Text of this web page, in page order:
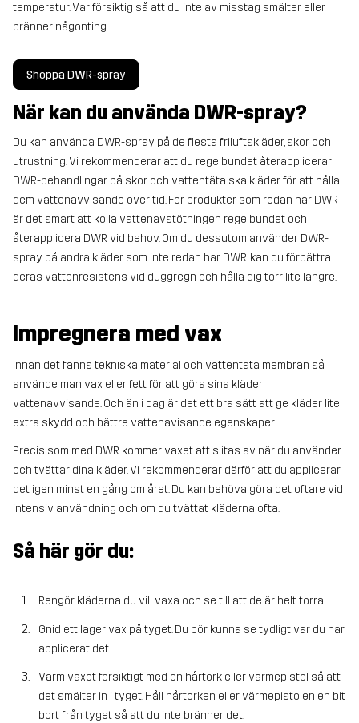
temperatur. Var försiktig så att du inte av misstag smälter eller
bränner någonting.
Shoppa DWR-spray
När kan du använda DWR-spray?
Du kan använda DWR-spray på de flesta friluftskläder, skor och
utrustning. Vi rekommenderar att du regelbundet återapplicerar
DWR-behandlingar på skor och vattentäta skalkläder för att hålla
dem vattenavvisande över tid. För produkter som redan har DWR
är det smart att kolla vattenavstötningen regelbundet och
återapplicera DWR vid behov. Om du dessutom använder DWR-
spray på andra kläder som inte redan har DWR, kan du förbättra
deras vattenresistens vid duggregn och hålla dig torr lite längre.
Impregnera med vax
Innan det fanns tekniska material och vattentäta membran så
använde man vax eller fett för att göra sina kläder
vattenavvisande. Och än i dag är det ett bra sätt att ge kläder lite
extra skydd och bättre vattenavisande egenskaper.
Precis som med DWR kommer vaxet att slitas av när du använder
och tvättar dina kläder. Vi rekommenderar därför att du applicerar
det igen minst en gång om året. Du kan behöva göra det oftare vid
intensiv användning och om du tvättat kläderna ofta.
Så här gör du:
Rengör kläderna du vill vaxa och se till att de är helt torra.
Gnid ett lager vax på tyget. Du bör kunna se tydligt var du har
applicerat det.
Värm vaxet försiktigt med en hårtork eller värmepistol så att
det smälter in i tyget. Håll hårtorken eller värmepistolen en bit
bort från tyget så att du inte bränner det.